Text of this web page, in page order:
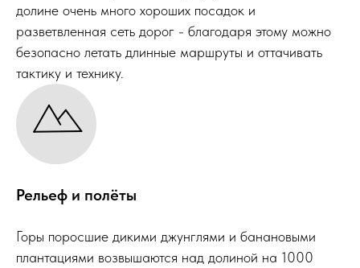
долине очень много хороших посадок и
разветвленная сеть дорог - благодаря этому можно
безопасно летать длинные маршруты и оттачивать
тактику и технику.
Рельеф и полёты
Горы поросшие дикими джунглями и банановыми
плантациями возвышаются над долиной на 1000